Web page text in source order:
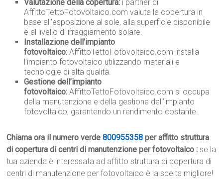
Valutazione della copertura: i partner di
AffittoTettoFotovoltaico.com valuta la copertura in
base all’esposizione al sole, alla superficie disponibile
e al livello di irraggiamento solare.
Installazione dell’impianto
fotovoltaico: AffittoTettoFotovoltaico.com installa
l’impianto fotovoltaico utilizzando materiali e
tecnologie di alta qualità.
Gestione dell’impianto
fotovoltaico: AffittoTettoFotovoltaico.com si occupa
della manutenzione e della gestione dell’impianto
fotovoltaico, garantendo un rendimento costante.
Chiama ora il numero verde800955358 per affitto struttura
di copertura di centri di manutenzione per fotovoltaico : se la
tua azienda è interessata ad affitto struttura di copertura di
centri di manutenzione per fotovoltaico è la scelta migliore!